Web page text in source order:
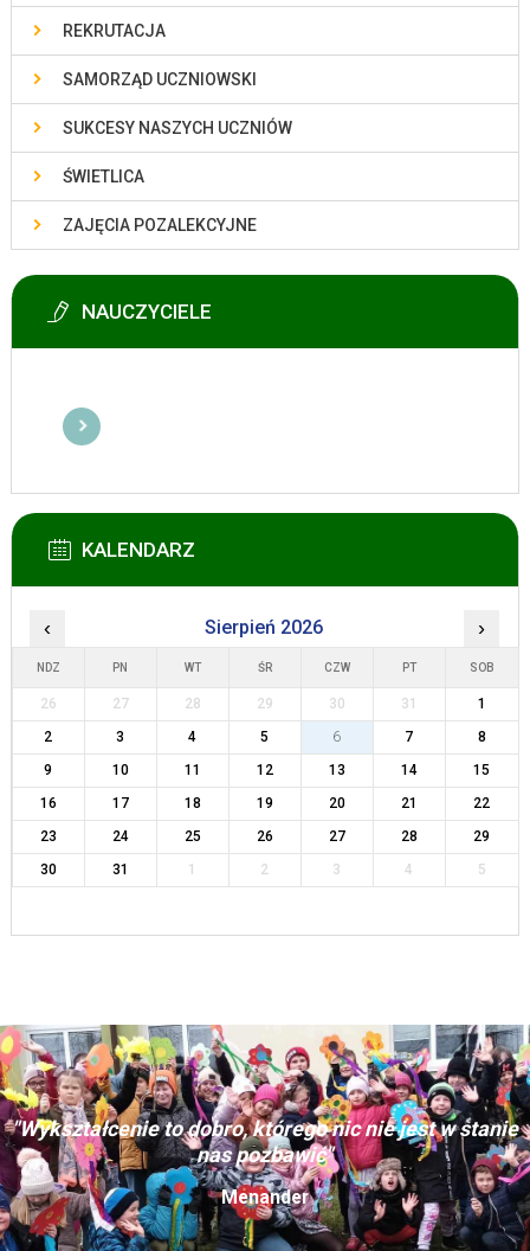
REKRUTACJA
SAMORZĄD UCZNIOWSKI
SUKCESY NASZYCH UCZNIÓW
ŚWIETLICA
ZAJĘCIA POZALEKCYJNE
NAUCZYCIELE
KALENDARZ
‹ Sierpień 2026 ›
NDZ PN WT ŚR CZW PT SOB
26 27 28 29 30 31
1
2
3 4 5 6 7
8
9
10 11 12 13 14
15
16
17 18 19 20 21
22
23
24 25 26 27 28
29
30
31 1 2 3 4 5
"Wykształcenie to dobro, którego nic nie jest w stanie
nas pozbawić"
Menander